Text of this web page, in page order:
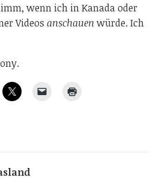
wenn ich in Kanada oder
Videosanschauen würde. Ich